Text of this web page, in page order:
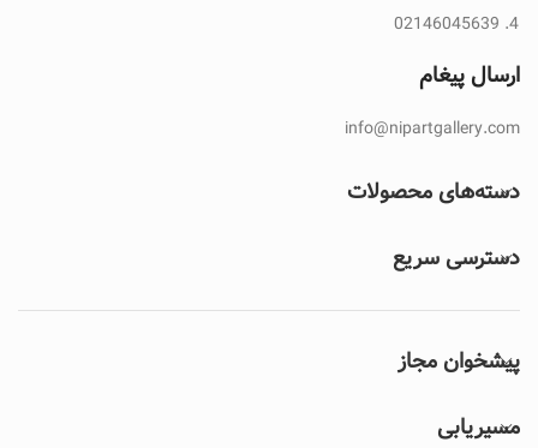
02146045639
ارسال پیغام
info@nipartgallery.com
دسته‌های محصولات
دسترسی سریع
پیشخوان مجاز
مسیریابی